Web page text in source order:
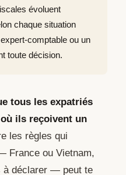
évoluent
chaque situation
comptable ou un
toute décision.
tous les expatriés
ils reçoivent un
les règles qui
France ou Vietnam,
à déclarer — peut te